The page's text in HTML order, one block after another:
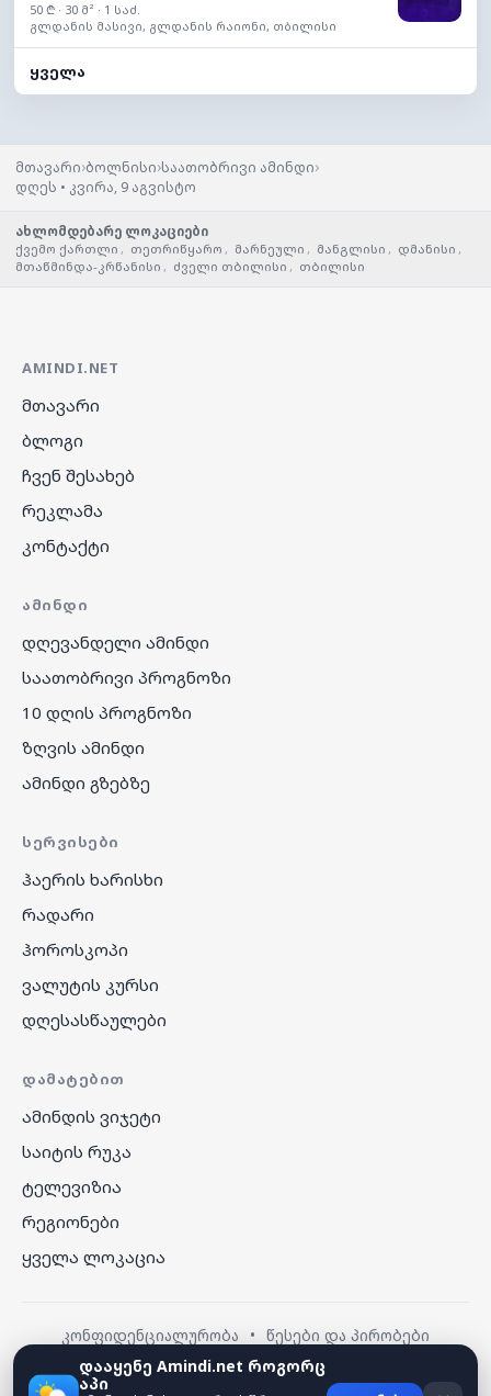
50 ₾ · 30 მ² · 1 საძ.
გლდანის მასივი, გლდანის რაიონი, თბილისი
ყველა
მთავარი›ბოლნისი›საათობრივი ამინდი›
დღეს • კვირა, 9 აგვისტო
ახლომდებარე ლოკაციები
ქვემო ქართლი , თეთრიწყარო , მარნეული , მანგლისი , დმანისი ,
მთაწმინდა-კრწანისი , ძველი თბილისი , თბილისი
AMINDI.NET
მთავარი
ბლოგი
ჩვენ შესახებ
რეკლამა
კონტაქტი
ᲐᲛᲘᲜᲓᲘ
დღევანდელი ამინდი
საათობრივი პროგნოზი
10 დღის პროგნოზი
ზღვის ამინდი
ამინდი გზებზე
ᲡᲔᲠᲕᲘᲡᲔᲑᲘ
ჰაერის ხარისხი
რადარი
ჰოროსკოპი
ვალუტის კურსი
დღესასწაულები
ᲓᲐᲛᲐᲢᲔᲑᲘᲗ
ამინდის ვიჯეტი
საიტის რუკა
ტელევიზია
რეგიონები
ყველა ლოკაცია
კონფიდენციალურობა • წესები და პირობები
დააყენე Amindi.net როგორც
აპი